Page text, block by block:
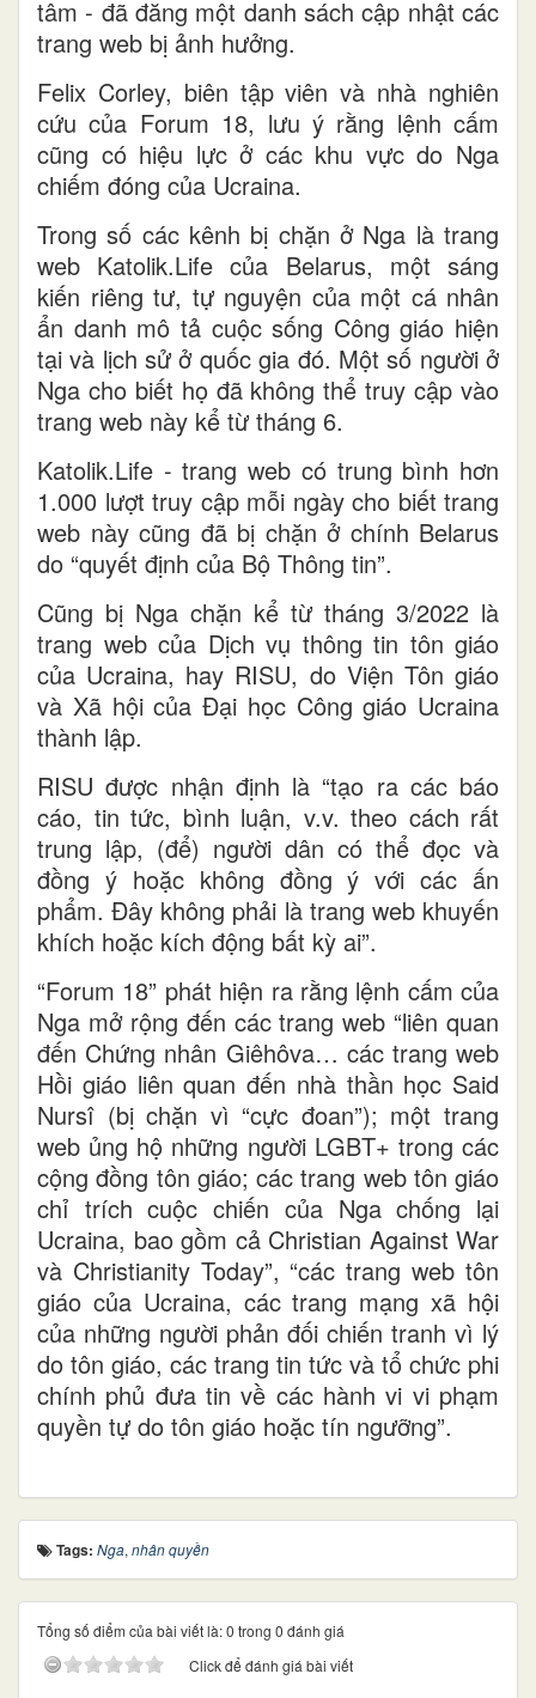
tâm - đã đăng một danh sách cập nhật các
trang web bị ảnh hưởng.
Felix Corley, biên tập viên và nhà nghiên
cứu của Forum 18, lưu ý rằng lệnh cấm
cũng có hiệu lực ở các khu vực do Nga
chiếm đóng của Ucraina.
Trong số các kênh bị chặn ở Nga là trang
web Katolik.Life của Belarus, một sáng
kiến riêng tư, tự nguyện của một cá nhân
ẩn danh mô tả cuộc sống Công giáo hiện
tại và lịch sử ở quốc gia đó. Một số người ở
Nga cho biết họ đã không thể truy cập vào
trang web này kể từ tháng 6.
Katolik.Life - trang web có trung bình hơn
1.000 lượt truy cập mỗi ngày cho biết trang
web này cũng đã bị chặn ở chính Belarus
do “quyết định của Bộ Thông tin”.
Cũng bị Nga chặn kể từ tháng 3/2022 là
trang web của Dịch vụ thông tin tôn giáo
của Ucraina, hay RISU, do Viện Tôn giáo
và Xã hội của Đại học Công giáo Ucraina
thành lập.
RISU được nhận định là “tạo ra các báo
cáo, tin tức, bình luận, v.v. theo cách rất
trung lập, (để) người dân có thể đọc và
đồng ý hoặc không đồng ý với các ấn
phẩm. Đây không phải là trang web khuyến
khích hoặc kích động bất kỳ ai”.
“Forum 18” phát hiện ra rằng lệnh cấm của
Nga mở rộng đến các trang web “liên quan
đến Chứng nhân Giêhôva… các trang web
Hồi giáo liên quan đến nhà thần học Said
Nursî (bị chặn vì “cực đoan”); một trang
web ủng hộ những người LGBT+ trong các
cộng đồng tôn giáo; các trang web tôn giáo
chỉ trích cuộc chiến của Nga chống lại
Ucraina, bao gồm cả Christian Against War
và Christianity Today”, “các trang web tôn
giáo của Ucraina, các trang mạng xã hội
của những người phản đối chiến tranh vì lý
do tôn giáo, các trang tin tức và tổ chức phi
chính phủ đưa tin về các hành vi vi phạm
quyền tự do tôn giáo hoặc tín ngưỡng”.
Tags: Nga, nhân quyền
Tổng số điểm của bài viết là: 0 trong 0 đánh giá
Click để đánh giá bài viết